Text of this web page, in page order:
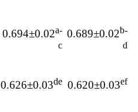
0.689±0.02b-
d
0.694±0.02a-
c
0.620±0.03ef
0.626±0.03de